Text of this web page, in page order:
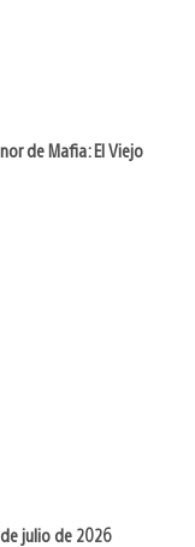
de Mafia: El Viejo
julio de 2026